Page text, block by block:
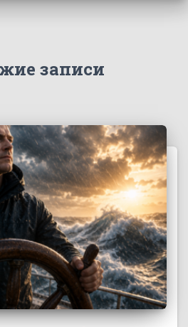
записи